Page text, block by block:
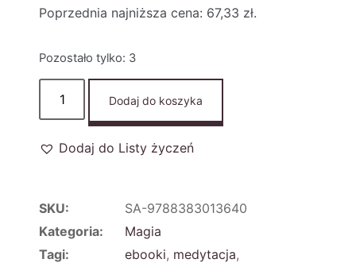
Poprzednia najniższa cena: 67,33 zł.
Pozostało tylko: 3
Dodaj do koszyka
Dodaj do Listy życzeń
SKU:
SA-9788383013640
Kategoria:
Magia
Tagi:
ebooki, medytacja,